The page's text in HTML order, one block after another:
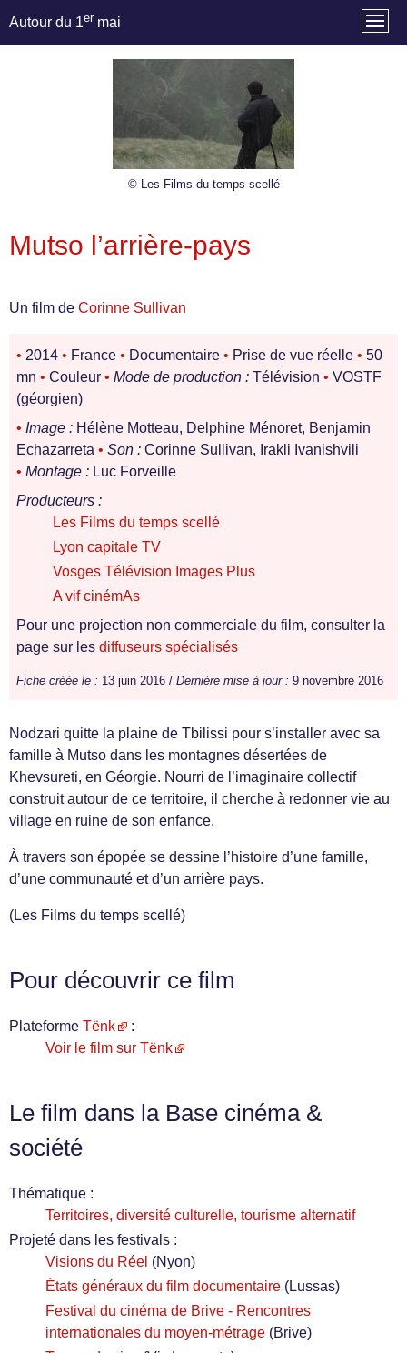
Autour du 1er mai
© Les Films du temps scellé
Mutso l’arrière-pays
Un film de Corinne Sullivan
• 2014 • France • Documentaire • Prise de vue réelle • 50
mn • Couleur • Mode de production : Télévision • VOSTF
(géorgien)
• Image : Hélène Motteau, Delphine Ménoret, Benjamin
Echazarreta • Son : Corinne Sullivan, Irakli Ivanishvili
• Montage : Luc Forveille
Producteurs :
Les Films du temps scellé
Lyon capitale TV
Vosges Télévision Images Plus
A vif cinémAs
Pour une projection non commerciale du film, consulter la
page sur les diffuseurs spécialisés
Fiche créée le : 13 juin 2016 / Dernière mise à jour : 9 novembre 2016
Nodzari quitte la plaine de Tbilissi pour s’installer avec sa
famille à Mutso dans les montagnes désertées de
Khevsureti, en Géorgie. Nourri de l’imaginaire collectif
construit autour de ce territoire, il cherche à redonner vie au
village en ruine de son enfance.
À travers son épopée se dessine l’histoire d’une famille,
d’une communauté et d’un arrière pays.
(Les Films du temps scellé)
Pour découvrir ce film
Plateforme Tënk
:
Voir le film sur Tënk
Le film dans la Base cinéma &
société
Thématique :
Territoires, diversité culturelle, tourisme alternatif
Projeté dans les festivals :
Visions du Réel (Nyon)
États généraux du film documentaire (Lussas)
Festival du cinéma de Brive - Rencontres
internationales du moyen-métrage (Brive)